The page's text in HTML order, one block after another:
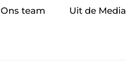
Ons team Uit de Media